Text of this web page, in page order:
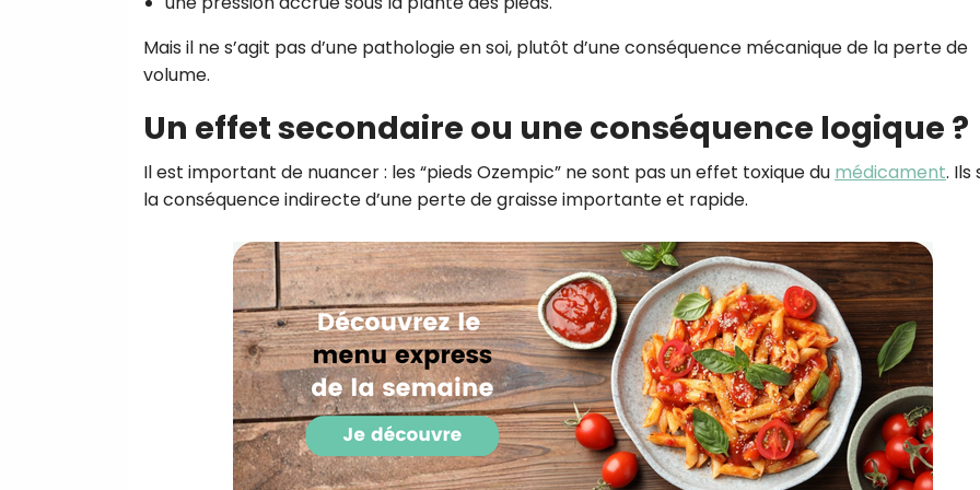
Mais il ne s’agit pas d’une pathologie en soi, plutôt d’une conséquence mécanique de la perte de
volume.
Un effet secondaire ou une conséquence logique ?
Il est important de nuancer : les “pieds Ozempic” ne sont pas un effet toxique du médicament. Ils
la conséquence indirecte d’une perte de graisse importante et rapide.